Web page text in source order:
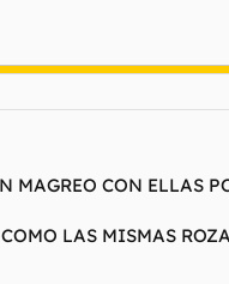
CON ELLAS
LAS MISMAS